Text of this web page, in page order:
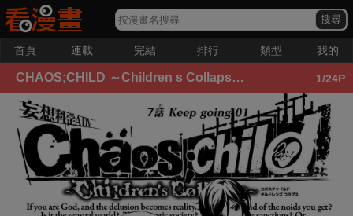
首頁 連載 完結 排行 類型 我的
CHAOS;CHILD ～Children s Collapse～ Collapse 007集
1/24P